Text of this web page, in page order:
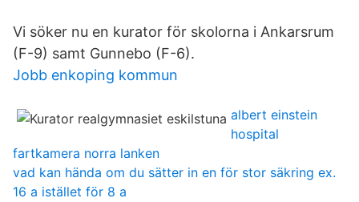
Vi söker nu en kurator för skolorna i Ankarsrum
(F-9) samt Gunnebo (F-6).
Jobb enkoping kommun
albert einstein
hospital
fartkamera norra lanken
vad kan hända om du sätter in en för stor säkring ex.
16 a istället för 8 a